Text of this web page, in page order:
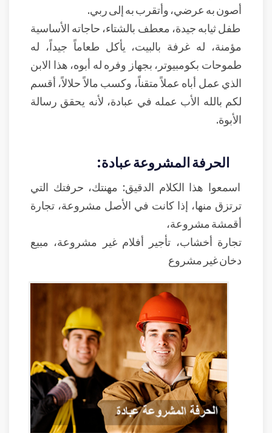
أصون به عرضي، وأتقرب به إلى ربي.
طفل ثيابه جيدة، معطف بالشتاء، حاجاته الأساسية
مؤمنة، له غرفة بالبيت، يأكل طعاماً جيداً، له
طموحات بكومبيوتر، بجهاز وفره له أبوه، هذا الابن
الذي عمل أباه عملاً متقناً، وكسب مالاً حلالاً، أقسم
لكم بالله الأب عمله في عبادة، لأنه يحقق رسالة
الأبوة.
الحرفة المشروعة عبادة:
اسمعوا هذا الكلام الدقيق: مهنتك، حرفتك التي
ترتزق منها، إذا كانت في الأصل مشروعة، تجارة
أقمشة مشروعة،
تجارة أخشاب، تأجير أفلام غير مشروعة، مبيع
دخان غير مشروع